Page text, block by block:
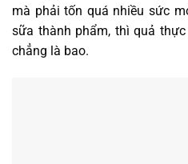
mà phải tốn quá nhiều sức
sữa thành phẩm, thì quả
chẳng là bao.